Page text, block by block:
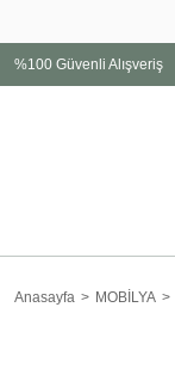
%100 Güvenli Alışveriş
Anasayfa MOBİLYA